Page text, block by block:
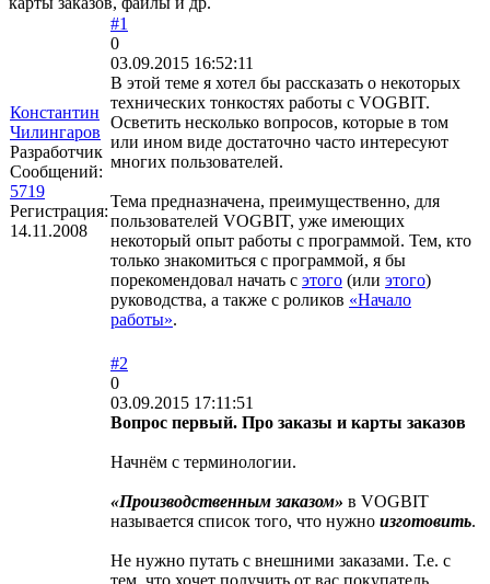
Константин
Чилингаров
Разработчик
Сообщений:
5719
Регистрация:
14.11.2008
#1
0
03.09.2015 16:52:11
В этой теме я хотел бы рассказать о некоторых
технических тонкостях работы с VOGBIT.
Осветить несколько вопросов, которые в том
или ином виде достаточно часто интересуют
многих пользователей.
Тема предназначена, преимущественно, для
пользователей VOGBIT, уже имеющих
некоторый опыт работы с программой. Тем, кто
только знакомиться с программой, я бы
порекомендовал начать с этого (или этого)
руководства, а также с роликов «Начало
работы».
#2
0
03.09.2015 17:11:51
Вопрос первый. Про заказы и карты заказов
Начнём с терминологии.
«Производственным заказом» в VOGBIT
называется список того, что нужно изготовить.
Не нужно путать с внешними заказами. Т.е. с
тем, что хочет получить от вас покупатель